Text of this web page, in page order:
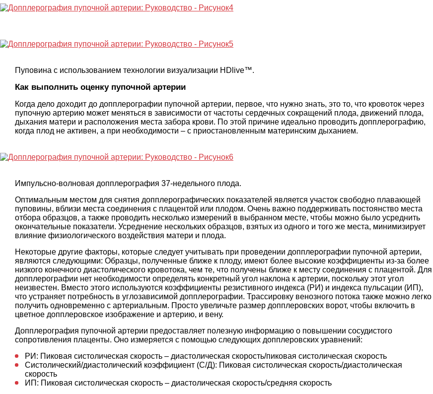
Пуповина с использованием технологии визуализации HDlive™.
Как выполнить оценку пупочной артерии
Когда дело доходит до допплерографии пупочной артерии, первое, что нужно знать, это то, что кровоток через
пупочную артерию может меняться в зависимости от частоты сердечных сокращений плода, движений плода,
дыхания матери и расположения места забора крови. По этой причине идеально проводить допплерографию,
когда плод не активен, а при необходимости – с приостановленным материнским дыханием.
Импульсно-волновая допплерография 37-недельного плода.
Оптимальным местом для снятия допплерографических показателей является участок свободно плавающей
пуповины, вблизи места соединения с плацентой или плодом. Очень важно поддерживать постоянство места
отбора образцов, а также проводить несколько измерений в выбранном месте, чтобы можно было усреднить
окончательные показатели. Усреднение нескольких образцов, взятых из одного и того же места, минимизирует
влияние физиологического воздействия матери и плода.
Некоторые другие факторы, которые следует учитывать при проведении допплерографии пупочной артерии,
являются следующими: Образцы, полученные ближе к плоду, имеют более высокие коэффициенты из-за более
низкого конечного диастолического кровотока, чем те, что получены ближе к месту соединения с плацентой. Для
допплерографии нет необходимости определять конкретный угол наклона к артерии, поскольку этот угол
неизвестен. Вместо этого используются коэффициенты резистивного индекса (РИ) и индекса пульсации (ИП),
что устраняет потребность в углозависимой допплерографии. Трассировку венозного потока также можно легко
получить одновременно с артериальным. Просто увеличьте размер допплеровских ворот, чтобы включить в
цветное допплеровское изображение и артерию, и вену.
Допплерография пупочной артерии предоставляет полезную информацию о повышении сосудистого
сопротивления плаценты. Оно измеряется с помощью следующих допплеровских уравнений:
РИ: Пиковая систолическая скорость – диастолическая скорость/пиковая систолическая скорость
Систолический/диастолический коэффициент (С/Д): Пиковая систолическая скорость/диастолическая
скорость
ИП: Пиковая систолическая скорость – диастолическая скорость/средняя скорость